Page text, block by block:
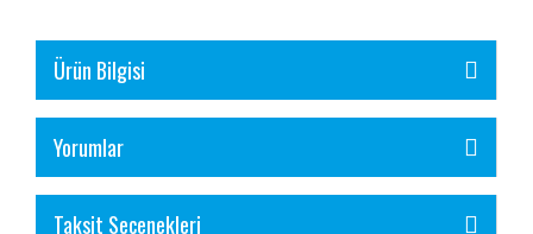
Ürün Bilgisi
Yorumlar
Taksit Seçenekleri